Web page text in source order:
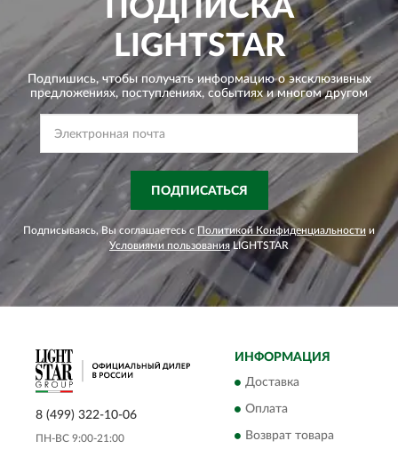
ПОДПИСКА
LIGHTSTAR
Подпишись, чтобы получать информацию о эксклюзивных
предложениях, поступлениях, событиях и многом другом
ПОДПИСАТЬСЯ
Подписываясь, Вы соглашаетесь с Политикой Конфиденциальности и
Условиями пользованияLIGHTSTAR
8 (499) 322-10-06
ПН-ВС 9:00-21:00
ИНФОРМАЦИЯ
Доставка
Оплата
Возврат товара